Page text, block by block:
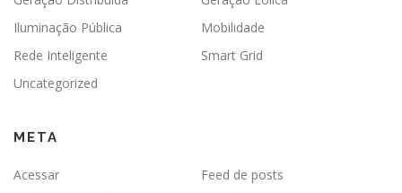
Iluminação Pública
Mobilidade
Rede Inteligente
Smart Grid
Uncategorized
META
Acessar
Feed de posts